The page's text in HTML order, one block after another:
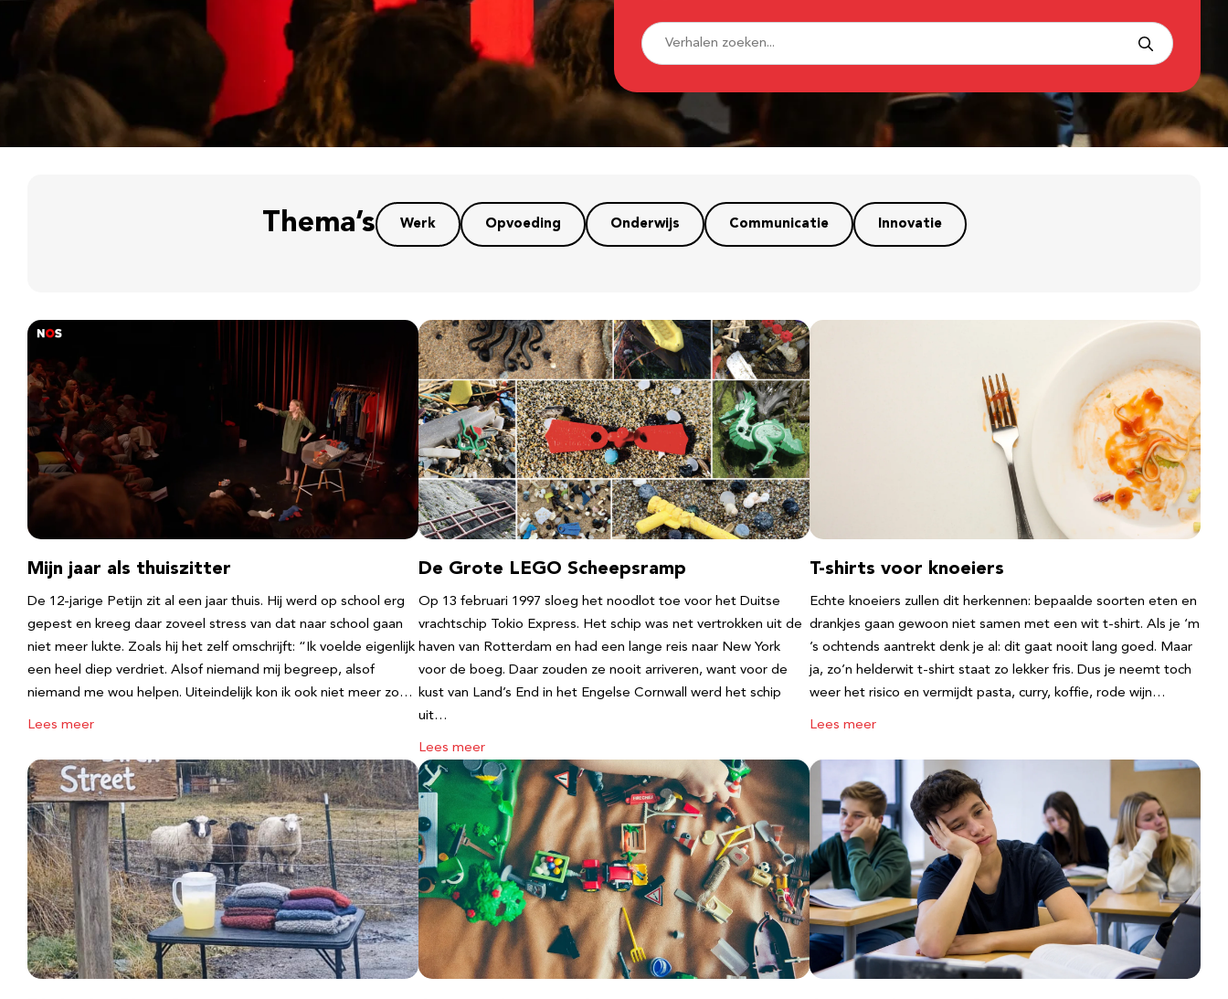
Thema’s Werk Opvoeding Onderwijs Communicatie Innovatie
Mijn jaar als thuiszitter
De 12-jarige Petijn zit al een jaar thuis. Hij werd op school erg
gepest en kreeg daar zoveel stress van dat naar school gaan
niet meer lukte. Zoals hij het zelf omschrijft: “Ik voelde eigenlijk
een heel diep verdriet. Alsof niemand mij begreep, alsof
niemand me wou helpen. Uiteindelijk kon ik ook niet meer zo…
Lees meer
De Grote LEGO Scheepsramp
Op 13 februari 1997 sloeg het noodlot toe voor het Duitse
vrachtschip Tokio Express. Het schip was net vertrokken uit de
haven van Rotterdam en had een lange reis naar New York
voor de boeg. Daar zouden ze nooit arriveren, want voor de
kust van Land’s End in het Engelse Cornwall werd het schip
uit…
Lees meer
T-shirts voor knoeiers
Echte knoeiers zullen dit herkennen: bepaalde soorten eten en
drankjes gaan gewoon niet samen met een wit t-shirt. Als je ‘m
’s ochtends aantrekt denk je al: dit gaat nooit lang goed. Maar
ja, zo’n helderwit t-shirt staat zo lekker fris. Dus je neemt toch
weer het risico en vermijdt pasta, curry, koffie, rode wijn…
Lees meer